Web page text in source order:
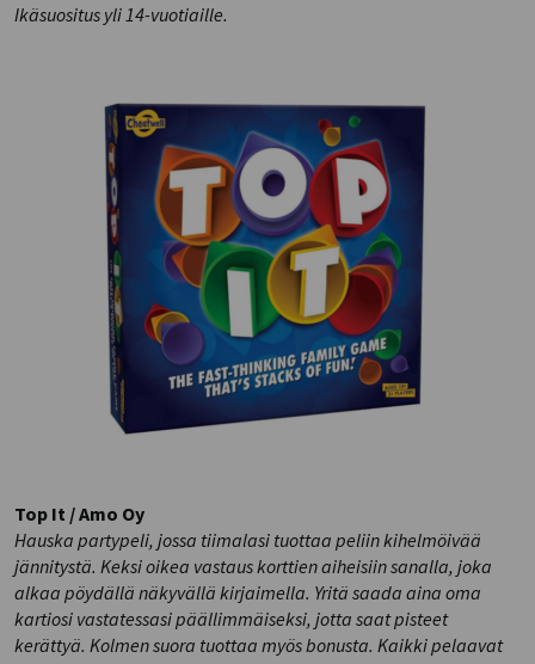
Ikäsuositus yli 14-vuotiaille.
Top It / Amo Oy
Hauska partypeli, jossa tiimalasi tuottaa peliin kihelmöivää
jännitystä. Keksi oikea vastaus korttien aiheisiin sanalla, joka
alkaa pöydällä näkyvällä kirjaimella. Yritä saada aina oma
kartiosi vastatessasi päällimmäiseksi, jotta saat pisteet
kerättyä. Kolmen suora tuottaa myös bonusta. Kaikki pelaavat